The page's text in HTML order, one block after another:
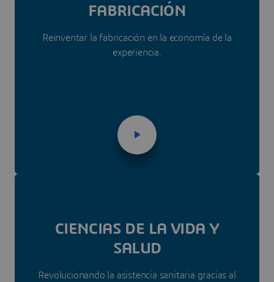
FABRICACIÓN
Reinventar la fabricación en la economía de la
experiencia.
CIENCIAS DE LA VIDA Y
SALUD
Revolucionando la asistencia sanitaria gracias al